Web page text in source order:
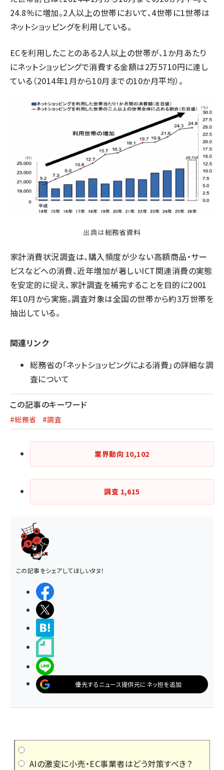
24.8%に増加。2人以上の世帯において、4世帯に1世帯は
ネットショッピングを利用している。
ECを利用したことのある2人以上の世帯が、1か月あたり
にネットショッピングで消費する金額は2万5710円に達し
ている（2014年1月から10月までの10か月平均）。
出典は総務省資料
家計消費状況調査は、購入頻度が少ない高額商品・サー
ビスなどへの消費、近年増加が著しいICT関連消費の実態
を安定的に捉え、家計調査を補完することを目的に2001
年10月から実施。調査対象は全国の世帯から約3万世帯を
抽出している。
関連リンク
総務省の「ネットショッピングによる消費」の詳細な調
査について
この記事のキーワード
#総務省 #調査
業界動向 10,102
調査 1,615
この記事をシェアしてほしいタヌ！
優先するニュース提供元にネッ担を追加
AIの激変に小売・EC事業者はどう対策すべき？